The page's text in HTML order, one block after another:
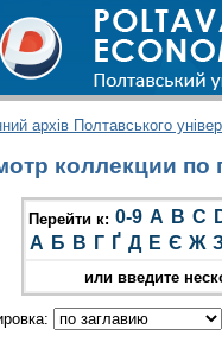
архів Полтавського
коллекции по
Перейти к: 0-9 A B C
А Б В Г Ґ Д Е Є Ж
или введите